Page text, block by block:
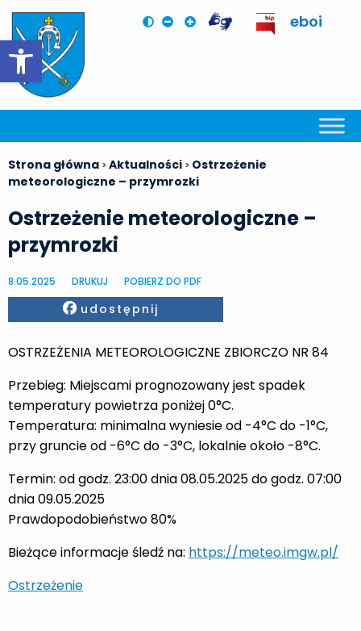
Otwórz pasek narzędzi
eboi
Strona główna >Aktualności > Ostrzeżenie
meteorologiczne – przymrozki
Ostrzeżenie meteorologiczne –
przymrozki
8.05.2025 DRUKUJ POBIERZ DO PDF
Facebook
udostępnij
OSTRZEŻENIA METEOROLOGICZNE ZBIORCZO NR 84
Przebieg: Miejscami prognozowany jest spadek
temperatury powietrza poniżej 0°C.
Temperatura: minimalna wyniesie od -4°C do -1°C,
przy gruncie od -6°C do -3°C, lokalnie około -8°C.
Termin: od godz. 23:00 dnia 08.05.2025 do godz. 07:00
dnia 09.05.2025
Prawdopodobieństwo 80%
Bieżące informacje śledź na: https://meteo.imgw.pl/
Ostrzeżenie